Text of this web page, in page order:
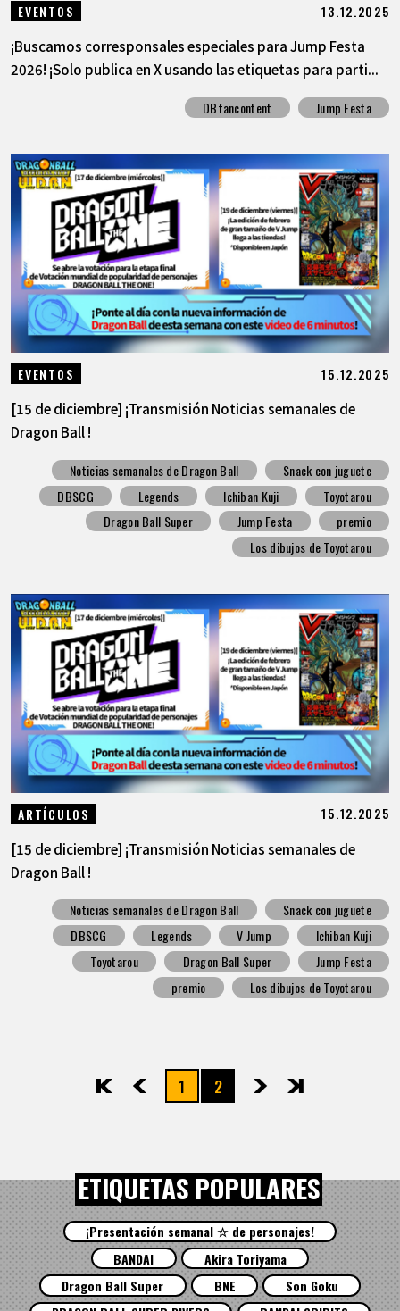
EVENTOS 13.12.2025
¡Buscamos corresponsales especiales para Jump Festa
2026! ¡Solo publica en X usando las etiquetas para parti...
DBfancontent Jump Festa
EVENTOS 15.12.2025
[15 de diciembre] ¡Transmisión Noticias semanales de
Dragon Ball !
Noticias semanales de Dragon Ball
Snack con juguete
DBSCG
Legends Ichiban Kuji
Toyotarou
Dragon Ball Super
Jump Festa
premio
Los dibujos de Toyotarou
ARTÍCULOS 15.12.2025
[15 de diciembre] ¡Transmisión Noticias semanales de
Dragon Ball !
Noticias semanales de Dragon Ball
Snack con juguete
DBSCG
Legends V Jump
Ichiban Kuji
Toyotarou
Dragon Ball Super
Jump Festa
premio
Los dibujos de Toyotarou
先頭 前へ1 2 次へ最後
ETIQUETAS POPULARES
¡Presentación semanal ☆ de personajes!
BANDAI
Akira Toriyama
Dragon Ball Super
BNE
Son Goku